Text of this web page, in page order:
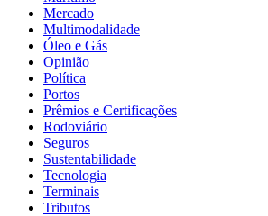
Mercado
Multimodalidade
Óleo e Gás
Opinião
Política
Portos
Prêmios e Certificações
Rodoviário
Seguros
Sustentabilidade
Tecnologia
Terminais
Tributos